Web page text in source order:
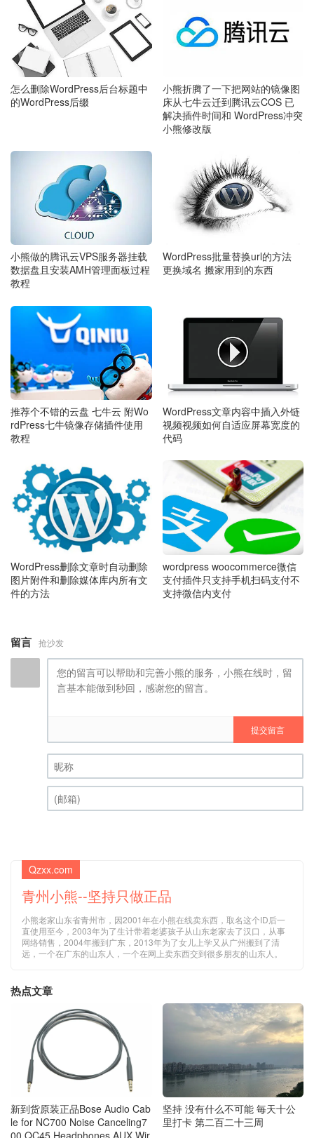
怎么删除WordPress后台标题中
的WordPress后缀
小熊折腾了一下把网站的镜像图
床从七牛云迁到腾讯云COS 已
解决插件时间和 WordPress冲突
小熊修改版
小熊做的腾讯云VPS服务器挂载
数据盘且安装AMH管理面板过程
教程
WordPress批量替换url的方法
更换域名 搬家用到的东西
推荐个不错的云盘 七牛云 附Wo
rdPress七牛镜像存储插件使用
教程
WordPress文章内容中插入外链
视频视频如何自适应屏幕宽度的
代码
WordPress删除文章时自动删除
图片附件和删除媒体库内所有文
件的方法
wordpress woocommerce微信
支付插件只支持手机扫码支付不
支持微信内支付
留言 抢沙发
提交留言
昵称 (必填)
Qzxx.com
青州小熊--坚持只做正品
小熊老家山东省青州市，因2001年在小熊在线卖东西，取名这个ID后一
直使用至今，2003年为了生计带着老婆孩子从山东老家去了汉口，从事
网络销售，2004年搬到广东，2013年为了女儿上学又从广州搬到了清
远，一个在广东的山东人，一个在网上卖东西交到很多朋友的山东人。
热点文章
新到货原装正品Bose Audio Cab
le for NC700 Noise Canceling7
坚持 没有什么不可能 毎天十公
里打卡 第二百二十三周